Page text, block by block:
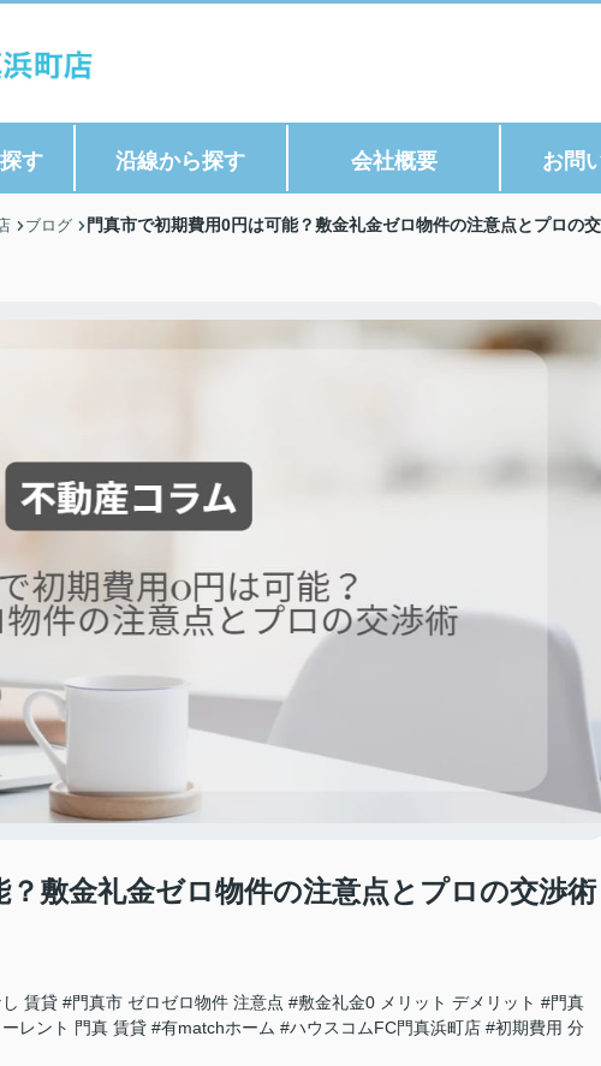
す 沿線から探す 会社概要 お問
ブログ 門真市で初期費用0円は可能？敷金礼金ゼロ物件の注意点とプロの
？敷金礼金ゼロ物件の注意点とプロの交渉術
賃貸 #門真市 ゼロゼロ物件 注意点 #敷金礼金0 メリット デメリット #門真
レント 門真 賃貸 #有matchホーム #ハウスコムFC門真浜町店 #初期費用 分